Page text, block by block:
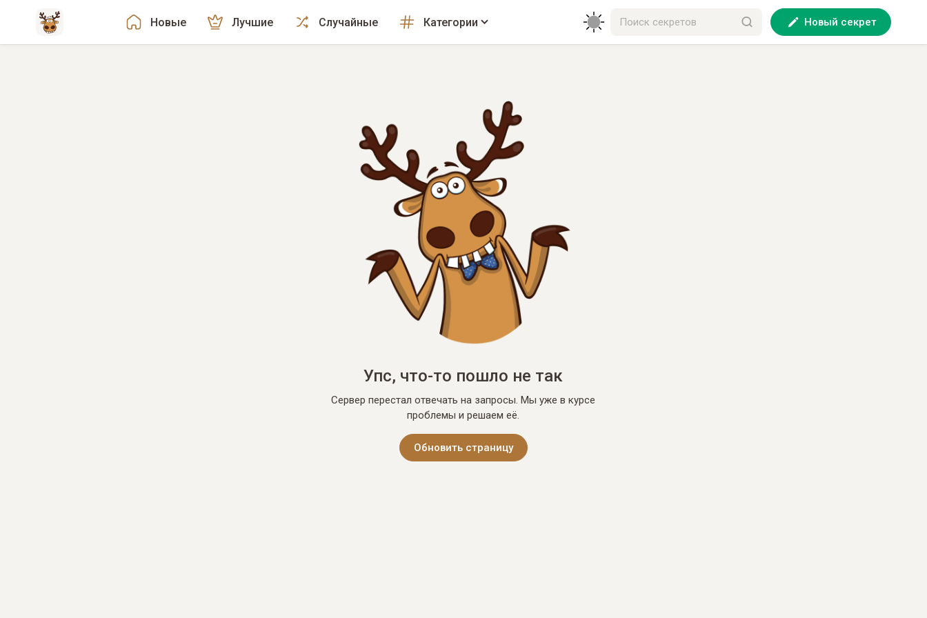
Новые Лучшие Случайные Категории Новый секрет
Упс, что-то пошло не так
Сервер перестал отвечать на запросы. Мы уже в курсе
проблемы и решаем её.
Обновить страницу